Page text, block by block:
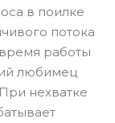
в поилке
потока
работы
любимец
нехватке